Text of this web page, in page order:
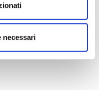
inoltre
il nostro sito con i
dei dati web,
combinarle
necessari